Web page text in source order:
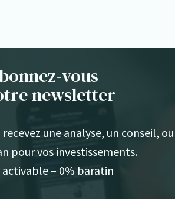
vous
newsletter
une analyse, un conseil, ou
pour vos investissements.
activable – 0% baratin